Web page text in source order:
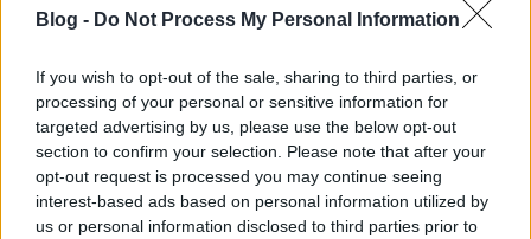
Blog - Do Not Process My Personal Information
If you wish to opt-out of the sale, sharing to third parties, or
processing of your personal or sensitive information for
targeted advertising by us, please use the below opt-out
section to confirm your selection. Please note that after your
opt-out request is processed you may continue seeing
interest-based ads based on personal information utilized by
us or personal information disclosed to third parties prior to
Van hova fejleszteni a telekocsizást
Levegő Munkacsoport• 2020. február 18.